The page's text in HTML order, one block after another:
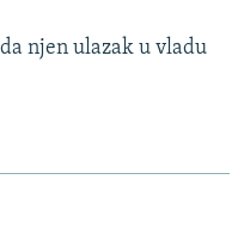
njen ulazak u vladu